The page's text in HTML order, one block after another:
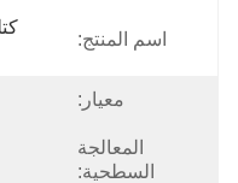
اسم المنتج:
معيار:
المعالجة
السطحية: